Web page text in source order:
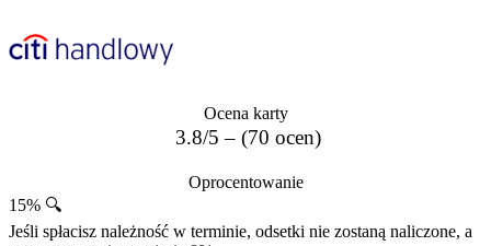
Ocena karty
3.8/5 – (70 ocen)
Oprocentowanie
15% 🔍
Jeśli spłacisz należność w terminie, odsetki nie zostaną naliczone, a